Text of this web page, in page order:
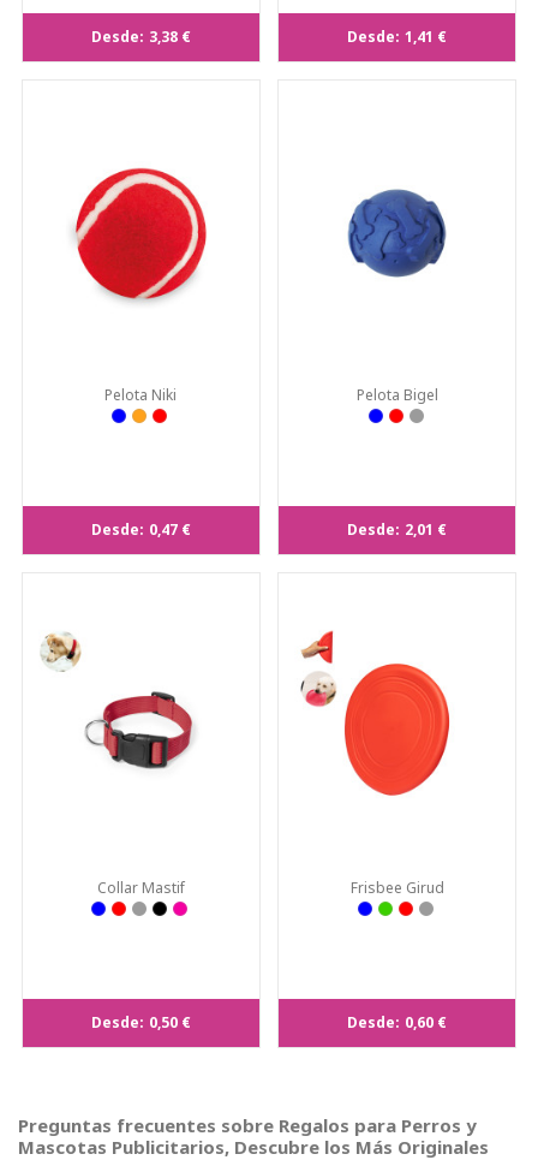
Desde: 3,38 € Desde: 1,41 €
Pelota Niki
Desde: 0,47 €
Pelota Bigel
Desde: 2,01 €
Collar Mastif
Desde: 0,50 €
Frisbee Girud
Desde: 0,60 €
Preguntas frecuentes sobre Regalos para Perros y
Mascotas Publicitarios, Descubre los Más Originales